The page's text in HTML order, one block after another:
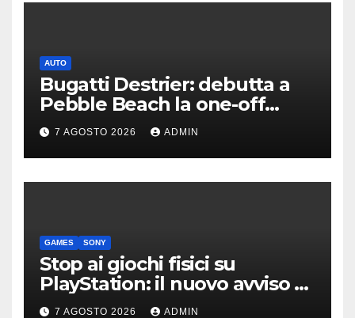
AUTO
Bugatti Destrier: debutta a
Pebble Beach la one-off
derivata dalla Bolide
7 AGOSTO 2026 ADMIN
GAMES SONY
Stop ai giochi fisici su
PlayStation: il nuovo avviso di
Sony è l’ennesima conferma
7 AGOSTO 2026 ADMIN